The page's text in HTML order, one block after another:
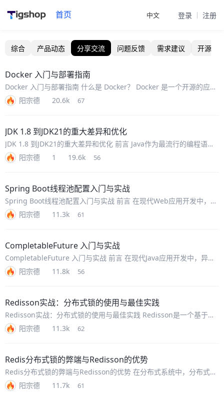
首页 中文 登录 注册
综合 产品动态 分享交流 问题反馈 需求建议 开源标
Docker 入门与部署指南
Docker 入门与部署指南 什么是 Docker？ Docker 是一个开源的应用
容器引擎，让开发者可以打包他们的应用以及依赖包到一个可移植的
容器中，然后发布到任何流行的 Linux 或 Windo
阳宗德 20.6k 67
JDK 1.8 到JDK21的重大差异和优化
JDK 1.8 到JDK21的重大差异和优化 前言 Java作为最流行的编程语言
之一，在过去十年中经历了巨大的发展。从JDK 1.8发布以来，Oracle
和其他贡献者持续为Java平台带来创新和改进。
阳宗德 1 19.6k 56
Spring Boot线程池配置入门与实战
Spring Boot线程池配置入门与实战 前言 在现代Web应用开发中，合
理使用线程池是提升系统性能和资源利用率的关键技术之一。Spring
Boot为我们提供了便捷的线程池配置方式，让我们能够轻松
阳宗德 11.3k 61
CompletableFuture 入门与实战
CompletableFuture 入门与实战 前言 在现代Java应用开发中，异步
编程已经成为提升应用性能和用户体验的重要手段。Java 8引入的
CompletableFuture为我们提供了强大的
阳宗德 11.8k 56
Redisson实战：分布式锁的使用与最佳实践
Redisson实战：分布式锁的使用与最佳实践 Redisson是一个基于
Redis的Java客户端，它提供了丰富的分布式对象和服务，包括分布式
锁、分布式集合、分布式对象等。在分布式系统中，Redis
阳宗德 11.3k 62
Redis分布式锁的弊端与Redisson的优势
Redis分布式锁的弊端与Redisson的优势 在分布式系统中，分布式锁
是保证数据一致性的关键组件。虽然Redis可以实现分布式锁，但在
实际应用中存在诸多问题，这也是为什么需要像Redisson这样
阳宗德 11.7k 61